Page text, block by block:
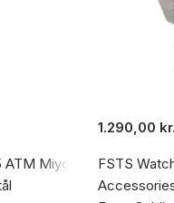
ATM Miyota Mov't Brown
1.290,00 kr.
FSTS